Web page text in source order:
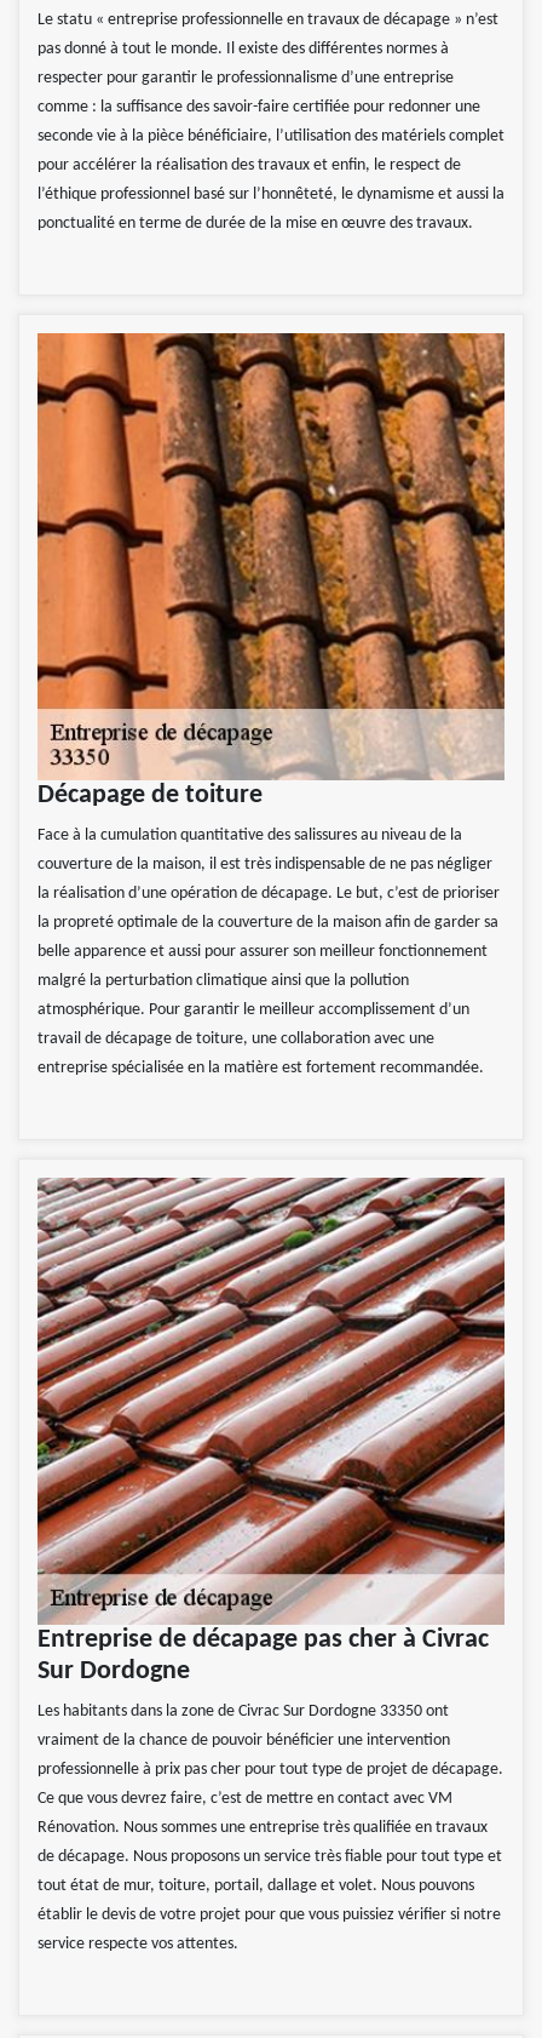
Le statu « entreprise professionnelle en travaux de décapage » n’est
pas donné à tout le monde. Il existe des différentes normes à
respecter pour garantir le professionnalisme d’une entreprise
comme : la suffisance des savoir-faire certifiée pour redonner une
seconde vie à la pièce bénéficiaire, l’utilisation des matériels complet
pour accélérer la réalisation des travaux et enfin, le respect de
l’éthique professionnel basé sur l’honnêteté, le dynamisme et aussi la
ponctualité en terme de durée de la mise en œuvre des travaux.
Décapage de toiture
Face à la cumulation quantitative des salissures au niveau de la
couverture de la maison, il est très indispensable de ne pas négliger
la réalisation d’une opération de décapage. Le but, c’est de prioriser
la propreté optimale de la couverture de la maison afin de garder sa
belle apparence et aussi pour assurer son meilleur fonctionnement
malgré la perturbation climatique ainsi que la pollution
atmosphérique. Pour garantir le meilleur accomplissement d’un
travail de décapage de toiture, une collaboration avec une
entreprise spécialisée en la matière est fortement recommandée.
Entreprise de décapage pas cher à Civrac
Sur Dordogne
Les habitants dans la zone de Civrac Sur Dordogne 33350 ont
vraiment de la chance de pouvoir bénéficier une intervention
professionnelle à prix pas cher pour tout type de projet de décapage.
Ce que vous devrez faire, c’est de mettre en contact avec VM
Rénovation. Nous sommes une entreprise très qualifiée en travaux
de décapage. Nous proposons un service très fiable pour tout type et
tout état de mur, toiture, portail, dallage et volet. Nous pouvons
établir le devis de votre projet pour que vous puissiez vérifier si notre
service respecte vos attentes.